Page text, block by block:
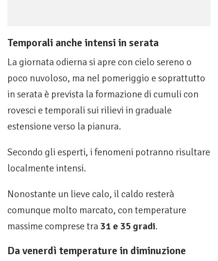
Temporali anche intensi in serata
La giornata odierna si apre con cielo sereno o
poco nuvoloso, ma nel pomeriggio e soprattutto
in serata è prevista la formazione di cumuli con
rovesci e temporali sui rilievi in graduale
estensione verso la pianura.
Secondo gli esperti, i fenomeni potranno risultare
localmente intensi.
Nonostante un lieve calo, il caldo resterà
comunque molto marcato, con temperature
massime comprese tra 31 e 35 gradi.
Da venerdì temperature in diminuzione